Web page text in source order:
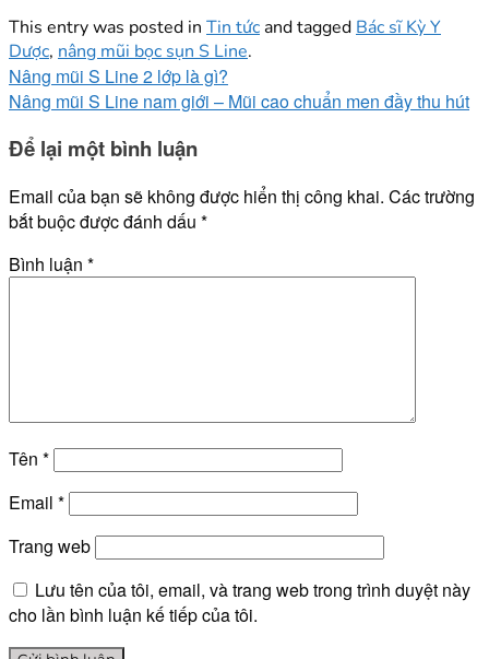
This entry was posted in Tin tứcand tagged Bác sĩ Kỳ Y
Dược, nâng mũi bọc sụn S Line.
Nâng mũi S Line 2 lớp là gì?
Nâng mũi S Line nam giới – Mũi cao chuẩn men đầy thu hút
Để lại một bình luận
Email của bạn sẽ không được hiển thị công khai. Các trường
bắt buộc được đánh dấu *
Bình luận *
Tên *
Email *
Trang web
Lưu tên của tôi, email, và trang web trong trình duyệt này
cho lần bình luận kế tiếp của tôi.